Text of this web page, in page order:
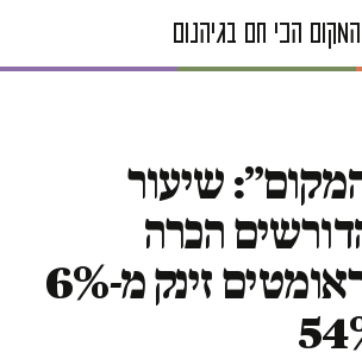
שיעור
הכרה
כפוסט־טראומטים זינק מ-6%